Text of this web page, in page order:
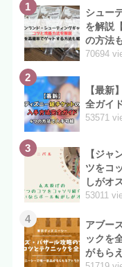
1
シュー
を解説
の方法
70694
2
【最新
全ガイ
53571
3
【ジャ
ツをコ
しがオ
53011
4
アブー
ックを
がもら